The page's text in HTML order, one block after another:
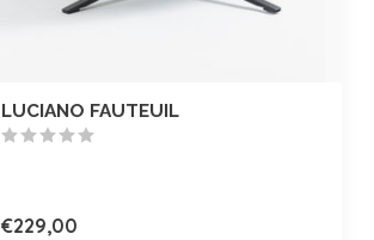
LUCIANO FAUTEUIL
€229,00